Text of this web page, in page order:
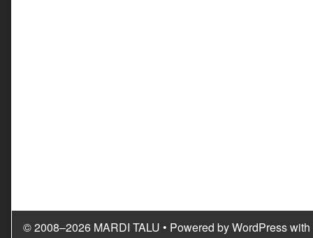
© 2008–2026 MARDI TALU • Powered byWordPresswith